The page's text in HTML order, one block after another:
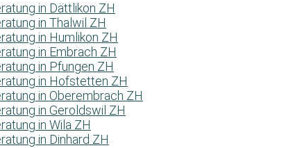
in Dättlikon ZH
in Thalwil ZH
in Humlikon ZH
in Embrach ZH
in Pfungen ZH
in Hofstetten ZH
in Oberembrach ZH
in Geroldswil ZH
in Wila ZH
in Dinhard ZH